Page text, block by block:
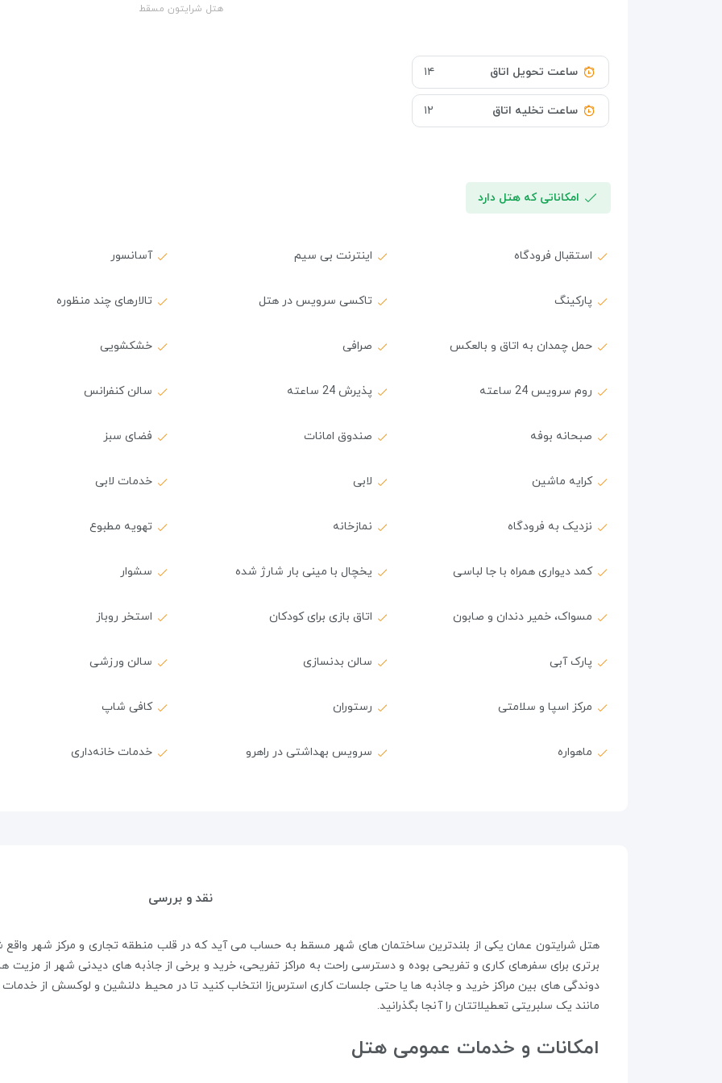
هتل شرایتون مسقط
ساعت تحویل اتاق ۱۴
ساعت تخلیه اتاق ۱۲
امکاناتی که هتل دارد
استقبال فرودگاه اینترنت بی سیم آسانسور
پارکینگ تاکسی سرویس در هتل تالارهای چند منظوره
حمل چمدان به اتاق و بالعکس صرافی خشکشویی
روم سرویس 24 ساعته پذیرش 24 ساعته سالن کنفرانس
صبحانه بوفه صندوق امانات فضای سبز
کرایه ماشین لابی خدمات لابی
نزدیک به فرودگاه نمازخانه تهویه مطبوع
کمد دیواری همراه با جا لباسی یخچال با مینی بار شارژ شده سشوار
مسواک، خمیر دندان و صابون اتاق بازی برای کودکان استخر روباز
پارک آبی سالن بدنسازی سالن ورزشی
مرکز اسپا و سلامتی رستوران کافی شاپ
ماهواره سرویس بهداشتی در راهرو خدمات خانه‌داری
نقد و بررسی
برتری برای سفرهای کاری و تفریحی بوده و دسترسی راحت به مراکز تفریحی، خرید و برخی از جاذبه های دیدنی شهر از مزیت
دوندگی های بین مراکز خرید و جاذبه ها یا حتی جلسات کاری استرس‌زا انتخاب کنید تا در محیط دلنشین و لوکسش از
مانند یک سلبریتی تعطیلاتتان را آنجا بگذرانید.
امکانات و خدمات عمومی هتل